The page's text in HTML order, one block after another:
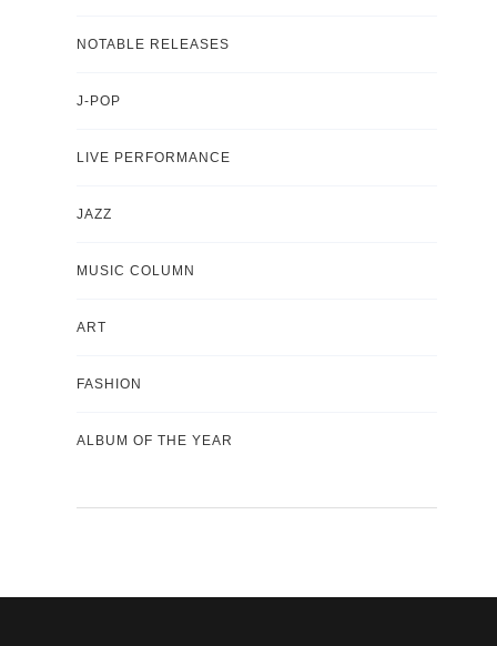
NOTABLE RELEASES
J-POP
LIVE PERFORMANCE
JAZZ
MUSIC COLUMN
ART
FASHION
ALBUM OF THE YEAR